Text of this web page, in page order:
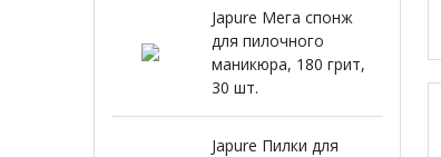
Japure Мега спонж
для пилочного
маникюра, 180 грит,
30 шт.
Japure Пилки для